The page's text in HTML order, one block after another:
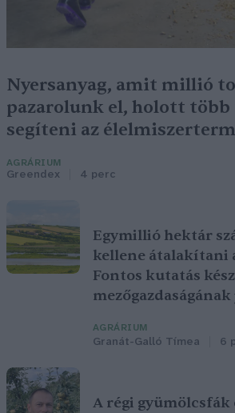
Nyersanyag, amit millió
pazarolunk el, holott
segíteni az
AGRÁRIUM
Greendex 4 perc
Egymillió hektár
kellene átalakítani
Fontos kutatás
AGRÁRIUM
Granát-Galló Tímea 6
A régi gyümölcsfák